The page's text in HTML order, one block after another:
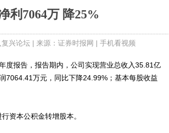
利7064万 降25%
兴论坛| 来源：证券时报网 | 手机看视频
报告，报告期内，公司实现营业总收入35.81亿
7064.41万元，同比下降24.99%；基本每股收益
资本公积金转增股本。